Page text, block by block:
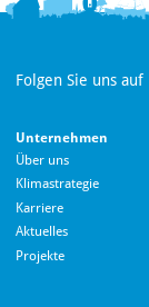
Folgen Sie uns auf
Unternehmen
Über uns
Klimastrategie
Karriere
Aktuelles
Projekte